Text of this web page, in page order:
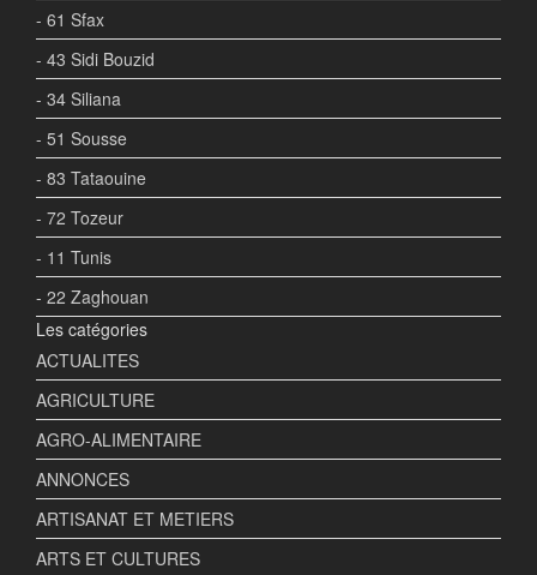
- 61 Sfax
- 43 Sidi Bouzid
- 34 Siliana
- 51 Sousse
- 83 Tataouine
- 72 Tozeur
- 11 Tunis
- 22 Zaghouan
Les catégories
ACTUALITES
AGRICULTURE
AGRO-ALIMENTAIRE
ANNONCES
ARTISANAT ET METIERS
ARTS ET CULTURES